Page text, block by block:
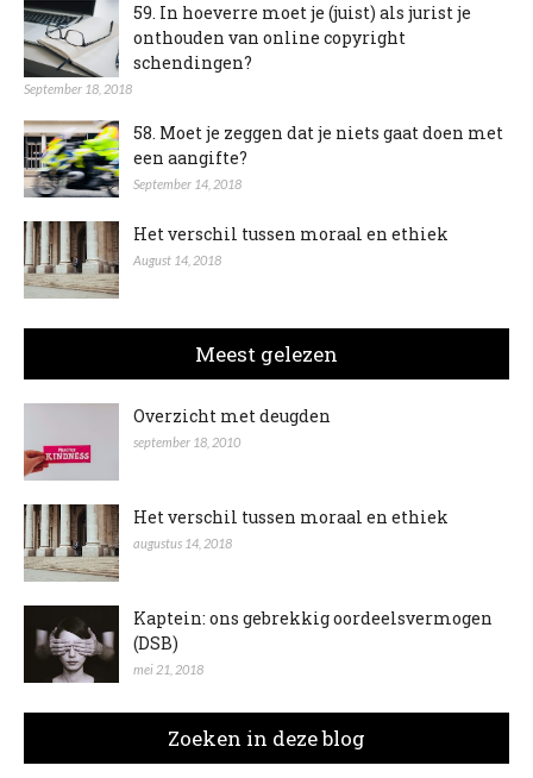
59. In hoeverre moet je (juist) als jurist je
onthouden van online copyright
schendingen?
September 18, 2018
58. Moet je zeggen dat je niets gaat doen met
een aangifte?
September 14, 2018
Het verschil tussen moraal en ethiek
August 14, 2018
Meest gelezen
Overzicht met deugden
september 18, 2010
Het verschil tussen moraal en ethiek
augustus 14, 2018
Kaptein: ons gebrekkig oordeelsvermogen
(DSB)
mei 21, 2018
Zoeken in deze blog